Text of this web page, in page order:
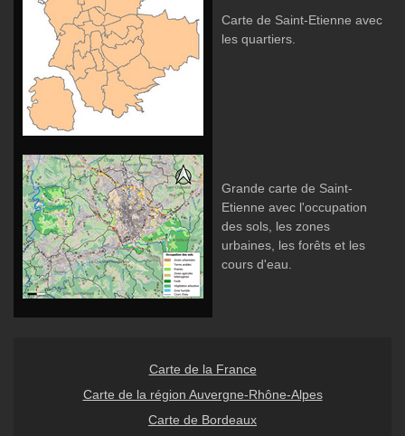
Carte de Saint-Etienne avec
les quartiers.
Grande carte de Saint-
Etienne avec l'occupation
des sols, les zones
urbaines, les forêts et les
cours d'eau.
Carte de la France
Carte de la région Auvergne-Rhône-Alpes
Carte de Bordeaux